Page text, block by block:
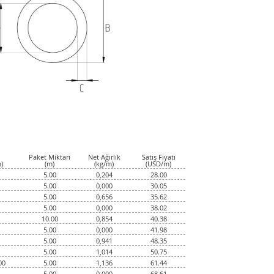
Paket Miktarı
(m)
Net Ağırlık
(kg/m)
Satış Fiyatı
(USD/m)
5.00 0,204
28.00
5.00 0,000
30.05
5.00 0,656
35.62
5.00 0,000
38.02
10.00 0,854
40.38
5.00 0,000
41.98
5.00 0,941
48.35
5.00 1,014
50.75
5.00 1,136
61.44